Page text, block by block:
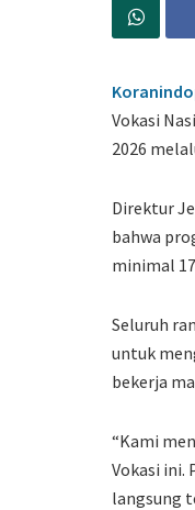
Vokasi
2026
Direktur
bahwa
minimal
Seluruh
untuk
bekerja
“Kami
Vokasi ini.
langsung